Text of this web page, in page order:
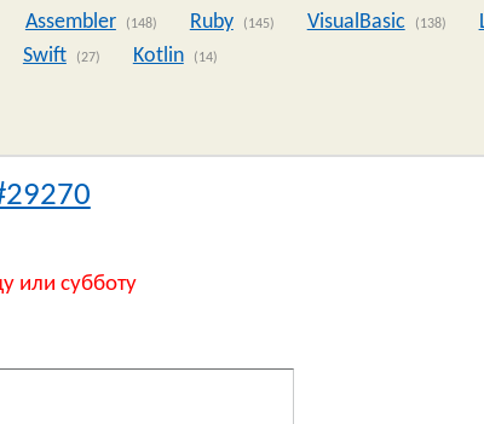
Assembler (148) Ruby (145) VisualBasic (138)
Swift (27) Kotlin (14)
или субботу